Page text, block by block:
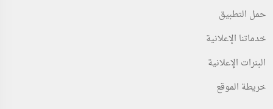
حمل التطبيق
خدماتنا الإعلانية
البنرات الإعلانية
خريطة الموقع